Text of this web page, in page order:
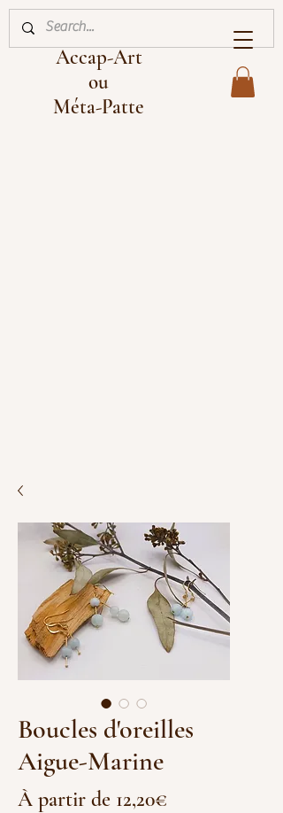
Accap-Art
ou
Méta-Patte
Boucles d'oreilles
Aigue-Marine
À partir de 12,20€